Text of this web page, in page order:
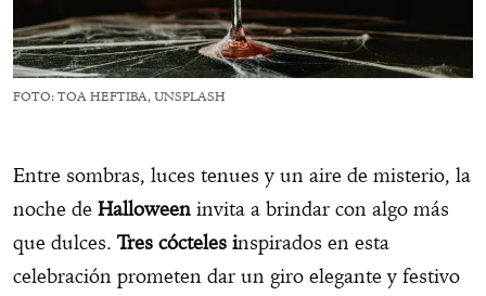
FOTO: TOA HEFTIBA, UNSPLASH
Entre sombras, luces tenues y un aire de misterio, la
noche de Halloween invita a brindar con algo más
que dulces. Tres cócteles inspirados en esta
celebración prometen dar un giro elegante y festivo